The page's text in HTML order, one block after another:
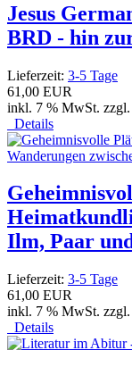
Jesus
BRD - hin
Lieferzeit: 3-5 Tage
61,00 EUR
inkl. 7 % MwSt. zzgl.
Details
Ilm, Paar
Lieferzeit: 3-5 Tage
61,00 EUR
inkl. 7 % MwSt. zzgl.
Details